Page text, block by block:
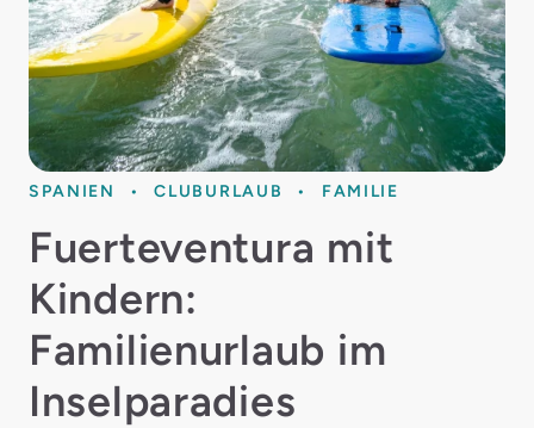
SPANIEN CLUBURLAUB FAMILIE
Fuerteventura mit
Kindern:
Familienurlaub im
Inselparadies